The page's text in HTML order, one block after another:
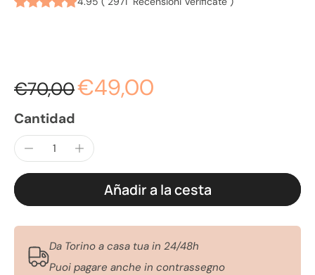
PURA SEDA 50X75 | CARAMELO
€70,00€49,00
Cantidad
Añadir a la cesta
Da Torino a casa tua in 24/48h
Puoi pagare anche in contrassegno